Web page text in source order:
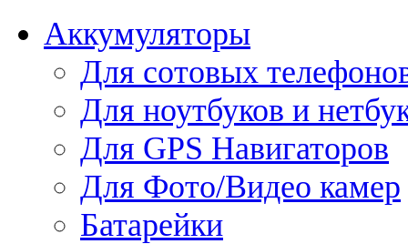
Аккумуляторы
Для сотовых
Для ноутбуков и
Для GPS Навигаторов
Для Фото/Видео камер
Батарейки